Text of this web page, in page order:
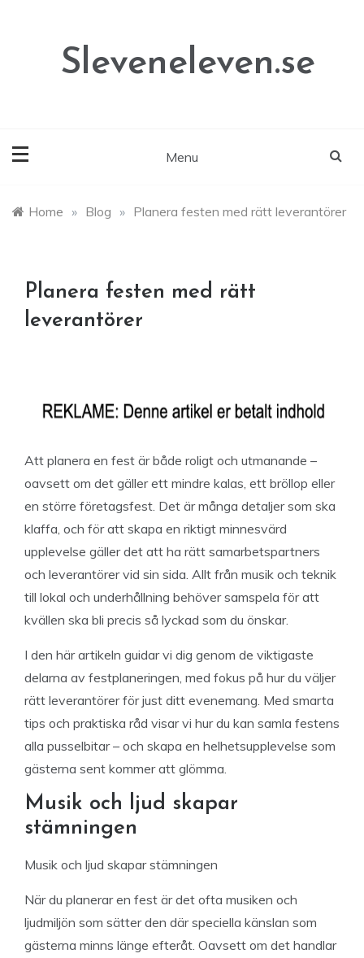
Sleveneleven.se
Menu
Home » Blog » Planera festen med rätt leverantörer
Planera festen med rätt
leverantörer
Att planera en fest är både roligt och utmanande –
oavsett om det gäller ett mindre kalas, ett bröllop eller
en större företagsfest. Det är många detaljer som ska
klaffa, och för att skapa en riktigt minnesvärd
upplevelse gäller det att ha rätt samarbetspartners
och leverantörer vid sin sida. Allt från musik och teknik
till lokal och underhållning behöver samspela för att
kvällen ska bli precis så lyckad som du önskar.
I den här artikeln guidar vi dig genom de viktigaste
delarna av festplaneringen, med fokus på hur du väljer
rätt leverantörer för just ditt evenemang. Med smarta
tips och praktiska råd visar vi hur du kan samla festens
alla pusselbitar – och skapa en helhetsupplevelse som
gästerna sent kommer att glömma.
Musik och ljud skapar
stämningen
Musik och ljud skapar stämningen
När du planerar en fest är det ofta musiken och
ljudmiljön som sätter den där speciella känslan som
gästerna minns länge efteråt. Oavsett om det handlar